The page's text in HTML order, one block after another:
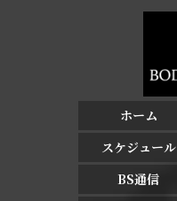
ホーム
スケジュール
BS通信